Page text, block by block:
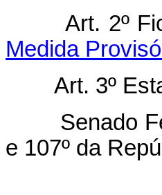
Art. 2º
Medida
Art. 3º
Senado
e 107º da